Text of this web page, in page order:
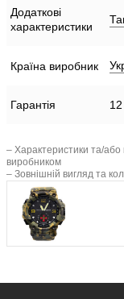
Додаткові
характеристики
Країна виробник
Гарантія 12
– Характеристики та/або
виробником
– Зовнішній вигляд та